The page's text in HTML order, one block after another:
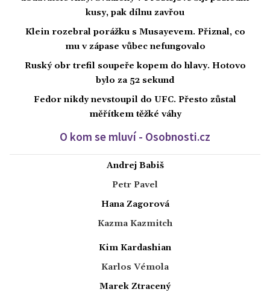
kusy, pak dílnu zavřou
Klein rozebral porážku s Musayevem. Přiznal, co
mu v zápase vůbec nefungovalo
Ruský obr trefil soupeře kopem do hlavy. Hotovo
bylo za 52 sekund
Fedor nikdy nevstoupil do UFC. Přesto zůstal
měřítkem těžké váhy
O kom se mluví - Osobnosti.cz
Andrej Babiš
Petr Pavel
Hana Zagorová
Kazma Kazmitch
Kim Kardashian
Karlos Vémola
Marek Ztracený